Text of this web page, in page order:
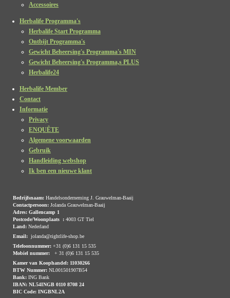
Accessoires
Herbalife Programma's
Herbalife Start Programma
Ontbijt Programma's
Gewicht Beheersing's Programma's MIN
Gewicht Beheersing's Programma,s PLUS
Herbalife24
Herbalife Member
Contact
Informatie
Privacy
ENQUÊTE
Algemene voorwaarden
Gebruik
Handleiding webshop
Ik ben een nieuwe klant
Bedrijfsnaam: Handelsonderneming J. Grauwelman-Baaij
Contactpersoon: Jolanda Grauwelman-Baaij
Adres: Gallencamp 1
Postcode/Woonplaats : 4003 GT Tiel
Land: Nederland
Email: jolanda@rightlife-shop.be
Telefoonnummer: +31 (0)6 131 15 535
Mobiel nummer:
+ 31 (0)6 131 15 535
Kamer van Koophandel: 11030266
BTW Nummer: NL001501907B54
Bank: ING Bank
IBAN: NL54INGB 0110 8708 24
BIC Code: INGBNL2A